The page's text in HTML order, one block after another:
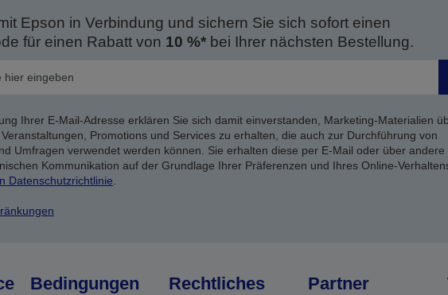
Epson in Verbindung und sichern Sie sich sofort einen
für einen Rabatt von 10 %*bei Ihrer nächsten Bestellung.
Ihrer E-Mail-Adresse erklären Sie sich damit einverstanden, Marketing-Materialien
Promotions und Services zu erhalten, die auch zur Durchführung von
Umfragen verwendet werden können. Sie erhalten diese per E-Mail oder über andere
Kommunikation auf der Grundlage Ihrer Präferenzen und Ihres Online-
Datenschutzrichtlinie
Bedingungen Rechtliches Partner